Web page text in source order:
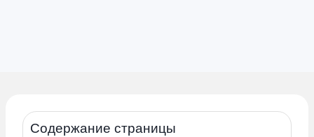
Содержание страницы